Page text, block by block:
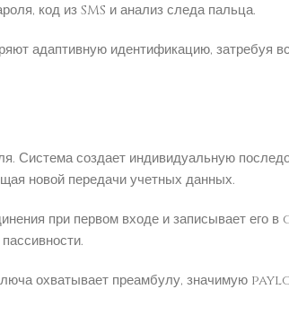
код из SMS и анализ следа пальца.
адаптивную идентификацию, затребуя
Система создает индивидуальную
новой передачи учетных данных.
при первом входе и записывает его
охватывает преамбулу, значимую